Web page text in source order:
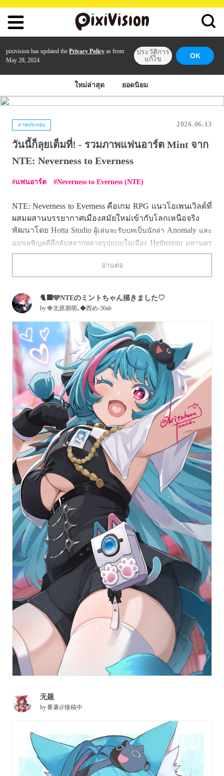
pixivision has updated the Privacy Policy as from
May 28, 2024.
ประวัติการ
แก้ไข
OK
ใหม่ล่าสุด ยอดนิยม
ภาพประกอบ 2026.06.13
วันนี้ก็ลุยเต็มที่! - รวมภาพแฟนอาร์ต Mint จาก
NTE: Neverness to Everness
แฟนอาร์ต Neverness to Everness (NTE)
NTE: Neverness to Evernessคือเกม RPG แนวโอเพนเวิลด์ที่
ผสมผสานบรรยากาศเมืองสมัยใหม่เข้ากับโลกเหนือจริง
พัฒนาโดย Hotta Studio ผู้เล่นจะรับบทเป็นนักล่าAnomaly และ
ออกเผชิญคดีลึกลับหลากหลายรูปแบบในเมือง Hethereau มหานคร
ที่ปรากฏการณ์เหนือธรรมชาติและชีวิตประจำวันดำรงอยู่ร่วมกัน
อย่างแปลกประหลาดแต่กลมกลืนนอกจากการผจญภัยแล้ว ผู้
เมือง ทั้งการแข่งรถ ตกปลา และสานสัมพันธ์กับตัวละคร
ต่าง ๆ
Mint คือ หนึ่งในตัวคาแรกเตอร์จาก NTE มีจุดเด่นอยู่ที่ผมสี
เขียวอมฟ้า รวมถึงหูแมวและหางที่โดดเด่นเป็น
เอกลักษณ์ ด้วยนิสัยเป็นมิตร ทำให้ Mint สนิทกับผู้คนได้
อย่างรวดเร็ว แถมยังเป็นเซียนของอร่อยประจำเมืองอีกด้วย
ปัจจุบัน Mint สังกัดหน่วยกักกันที่ 2 ของสำนักงานจัดการ
Anomaly และกำลังมุ่งหน้าไปสู่เป้าหมายในการเป็นตัวท็อป
ของแผนกกักกันในอนาคต ทว่าเบื้องหลังความมุ่งมั่นนั้น
เธอกลับมีบททดสอบหนึ่งที่ไม่ค่อยถนัดรออยู่ นั่นคือ "การ
สอบความปลอดภัยในการกักกัน"
เรารวบภาพไว้ให้แล้ว มาชมเสน่ห์ของมินต์ผ่านภาพแฟน
อาร์ตจากเหล่าครีเอเตอร์บน pixiv กันเลย!
อ่านต่อ
🐈‍⬛🩵NTEのミントちゃん描きました♡
by🍓北原朋萌｡◆西め-30ab
无题
by番薯@接稿中